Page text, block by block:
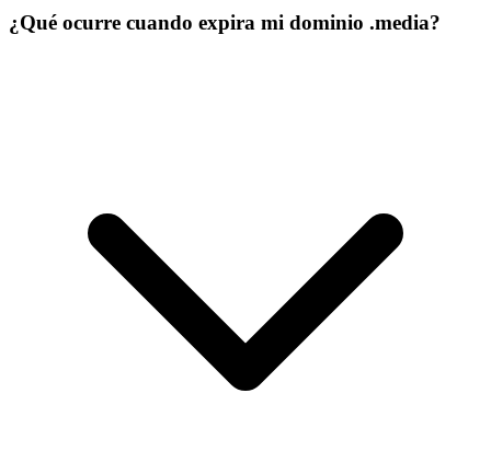
¿Qué ocurre cuando expira mi dominio .media?